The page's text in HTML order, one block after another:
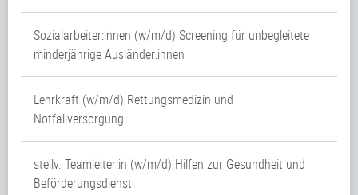
Sozialarbeiter:innen (w/m/d) Screening für unbegleitete
minderjährige Ausländer:innen
Lehrkraft (w/m/d) Rettungsmedizin und
Notfallversorgung
stellv. Teamleiter:in (w/m/d) Hilfen zur Gesundheit und
Beförderungsdienst